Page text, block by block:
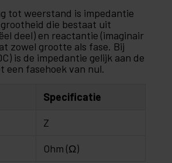
tot weerstand is impedantie
die bestaat uit
deel) en reactantie (imaginair
zowel grootte als fase. Bij
is de impedantie gelijk aan de
een fasehoek van nul.
Specificatie
Z
Ohm (Ω)